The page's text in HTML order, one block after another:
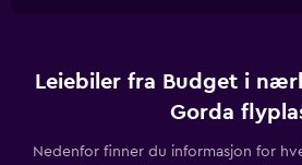
Leiebiler fra Budget i
Gorda
Nedenfor finner du informasjon for